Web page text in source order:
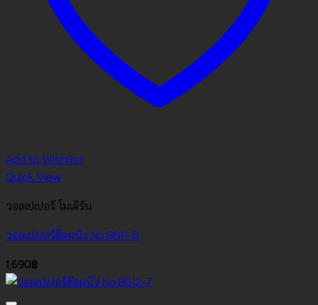
Add to Wishlist
Quick View
วอลเปเปอร์ โมเดิร์น
วอลเปเปอร์ติดผนัง No.8611-8
1,690฿